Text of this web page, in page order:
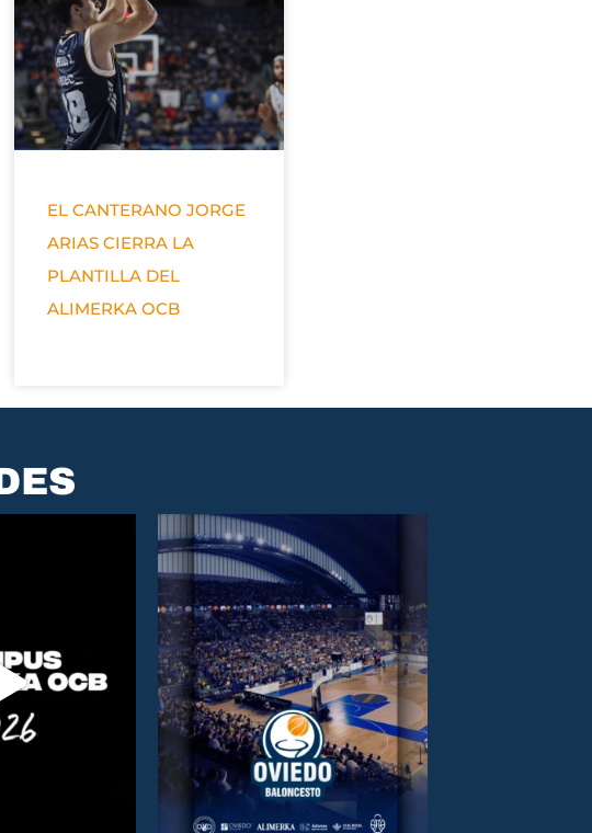
EL CANTERANO JORGE
ARIAS CIERRA LA
PLANTILLA DEL
ALIMERKA OCB